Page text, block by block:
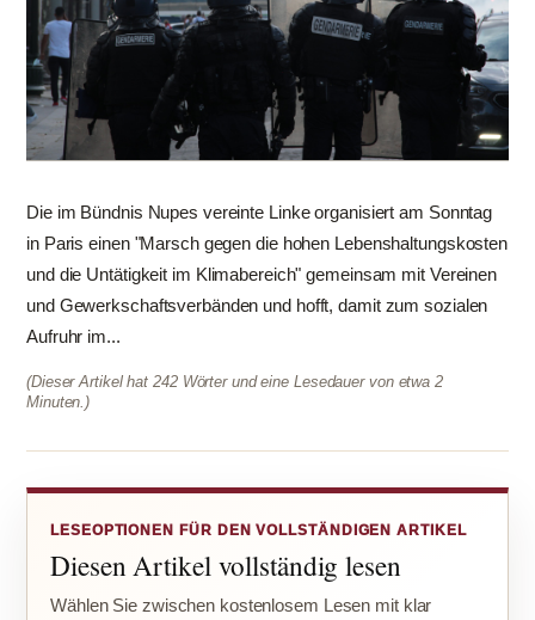
Die im Bündnis Nupes vereinte Linke organisiert am Sonntag
in Paris einen "Marsch gegen die hohen Lebenshaltungskosten
und die Untätigkeit im Klimabereich" gemeinsam mit Vereinen
und Gewerkschaftsverbänden und hofft, damit zum sozialen
Aufruhr im...
(Dieser Artikel hat 242 Wörter und eine Lesedauer von etwa 2
Minuten.)
LESEOPTIONEN FÜR DEN VOLLSTÄNDIGEN ARTIKEL
Diesen Artikel vollständig lesen
Wählen Sie zwischen kostenlosem Lesen mit klar